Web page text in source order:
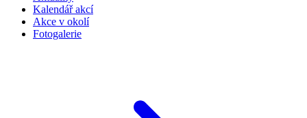
Kalendář akcí
Akce v okolí
Fotogalerie